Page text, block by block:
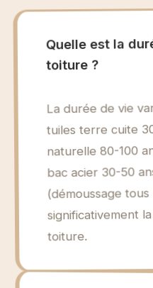
Quelle est la
toiture ?
La durée de vie
tuiles terre cuite
naturelle 80-100
bac acier 30-50
(démoussage
significativement
toiture.